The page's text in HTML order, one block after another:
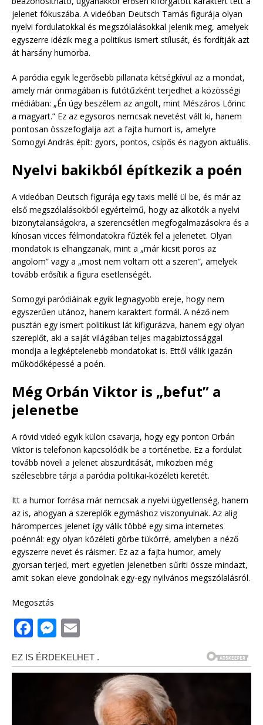
jelenet fókuszába. A videóban Deutsch Tamás figurája olyan
nyelvi fordulatokkal és megszólalásokkal jelenik meg, amelyek
egyszerre idézik meg a politikus ismert stílusát, és fordítják azt
át harsány humorba.
A paródia egyik legerősebb pillanata kétségkívül az a mondat,
amely már önmagában is futótűzként terjedhet a közösségi
médiában: „Én úgy beszélem az angolt, mint Mészáros Lőrinc
a magyart.” Ez az egysoros nemcsak nevetést vált ki, hanem
pontosan összefoglalja azt a fajta humort is, amelyre
Somogyi András épít: gyors, pontos, csípős és nagyon aktuális.
Nyelvi bakikból építkezik a poén
A videóban Deutsch figurája egy taxis mellé ül be, és már az
első megszólalásokból egyértelmű, hogy az alkotók a nyelvi
bizonytalanságokra, a szerencsétlen megfogalmazásokra és a
kínosan vicces félmondatokra fűzték fel a jelenetet. Olyan
mondatok is elhangzanak, mint a „már kicsit poros az
angolom” vagy a „most nem voltam ott a szeren”, amelyek
tovább erősítik a figura esetlenségét.
Somogyi paródiáinak egyik legnagyobb ereje, hogy nem
egyszerűen utánoz, hanem karaktert formál. A néző nem
pusztán egy ismert politikust lát kifigurázva, hanem egy olyan
szereplőt, aki a saját világában teljes magabiztossággal
mondja a legképtelenebb mondatokat is. Ettől válik igazán
működőképessé a poén.
Még Orbán Viktor is „befut” a
jelenetbe
A rövid videó egyik külön csavarja, hogy egy ponton Orbán
Viktor is telefonon kapcsolódik be a történetbe. Ez a fordulat
tovább növeli a jelenet abszurditását, miközben még
szélesebbre tárja a paródia politikai-közéleti keretét.
Itt a humor forrása már nemcsak a nyelvi ügyetlenség, hanem
az is, ahogyan a szereplők egymáshoz viszonyulnak. Az alig
háromperces jelenet így válik többé egy sima internetes
poénnál: egy olyan közéleti görbe tükörré, amelyben a néző
egyszerre nevet és ráismer. Ez az a fajta humor, amely
gyorsan terjed, mert egyetlen jelenetben sűríti össze mindazt,
amit sokan eleve gondolnak egy-egy nyilvános megszólalásról.
Megosztás
F
a
c
M
ssai